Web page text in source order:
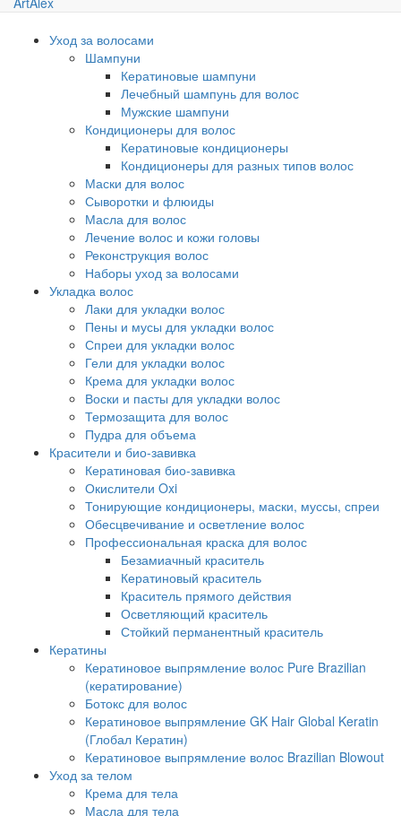
Уход за волосами
Шампуни
Кератиновые шампуни
Лечебный шампунь для волос
Мужские шампуни
Кондиционеры для волос
Кератиновые кондиционеры
Кондиционеры для разных типов волос
Маски для волос
Сыворотки и флюиды
Масла для волос
Лечение волос и кожи головы
Реконструкция волос
Наборы уход за волосами
Укладка волос
Лаки для укладки волос
Пены и мусы для укладки волос
Спреи для укладки волос
Гели для укладки волос
Крема для укладки волос
Воски и пасты для укладки волос
Термозащита для волос
Пудра для объема
Красители и био-завивка
Кератиновая био-завивка
Окислители Oxi
Тонирующие кондиционеры, маски, муссы, спреи
Обесцвечивание и осветление волос
Профессиональная краска для волос
Безамиачный краситель
Кератиновый краситель
Краситель прямого действия
Осветляющий краситель
Стойкий перманентный краситель
Кератины
Кератиновое выпрямление волос Pure Brazilian
(кератирование)
Ботокс для волос
Кератиновое выпрямление GK Hair Global Keratin
(Глобал Кератин)
Кератиновое выпрямление волос Brazilian Blowout
Уход за телом
Крема для тела
Масла для тела